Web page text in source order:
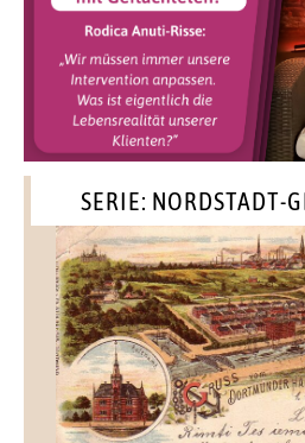
SERIE: NORDSTADT-